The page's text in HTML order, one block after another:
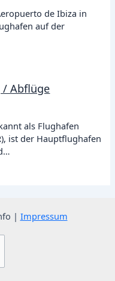
de Ibiza in
auf der
/ Abflüge
als Flughafen
ist der Hauptflughafen
| Impressum